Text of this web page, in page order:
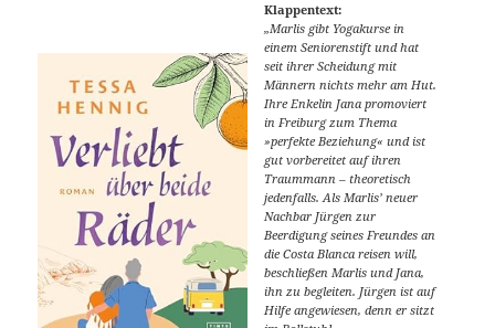
Klappentext:
„Marlis gibt Yogakurse in
einem Seniorenstift und hat
seit ihrer Scheidung mit
Männern nichts mehr am Hut.
Ihre Enkelin Jana promoviert
in Freiburg zum Thema
»perfekte Beziehung« und ist
gut vorbereitet auf ihren
Traummann – theoretisch
jedenfalls. Als Marlis’ neuer
Nachbar Jürgen zur
Beerdigung seines Freundes an
die Costa Blanca reisen will,
beschließen Marlis und Jana,
ihn zu begleiten. Jürgen ist auf
Hilfe angewiesen, denn er sitzt